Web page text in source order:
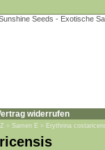
widerrufen
» Samen E » Erythrina